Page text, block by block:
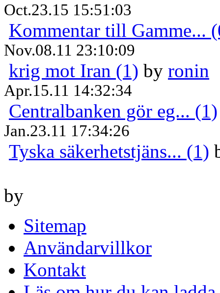
Oct.23.15 15:51:03
Kommentar till Gamme...
Nov.08.11 23:10:09
krig mot Iran (1) by ronin
Apr.15.11 14:32:34
Centralbanken gör eg... (1)
Jan.23.11 17:34:26
Tyska säkerhetstjäns... (1)
by
Sitemap
Användarvillkor
Kontakt